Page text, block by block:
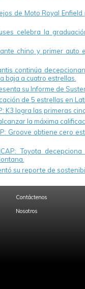
de Moto Royal
celebra la
chino y primer
continúa
baja a cuatro estrellas.
su Informe de
de 5 estrellas en
K3 logra las primeras
la máxima
Groove obtiene cero
Toyota
su reporte de
Contáctenos
Nosotros